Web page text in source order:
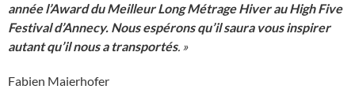
année l’Award du Meilleur Long Métrage Hiver au High Five
Festival d’Annecy. Nous espérons qu’il saura vous inspirer
autant qu’il nous a transportés. »
Fabien Maierhofer